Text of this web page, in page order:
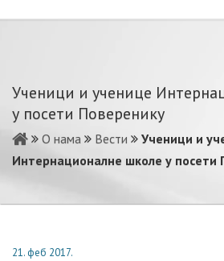
Ученици и ученице
у посети Поверенику
О нама Вести
Ученици и
Интернационалне школе у посети
21. феб 2017.